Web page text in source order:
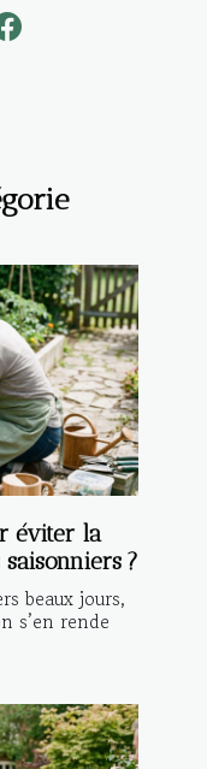
éviter la
?
beaux jours,
s’en rende